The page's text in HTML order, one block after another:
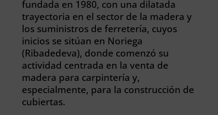
fundada en 1980, con una dilatada
trayectoria en el sector de la madera y
los suministros de ferretería, cuyos
inicios se sitúan en Noriega
(Ribadedeva), donde comenzó su
actividad centrada en la venta de
madera para carpintería y,
especialmente, para la construcción de
cubiertas.